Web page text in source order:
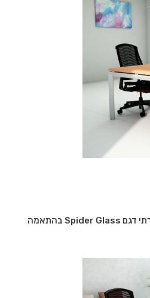
שולחן ישיבות זכוכית עגול ויוקרתי דגם Spider Glass בהתאמה